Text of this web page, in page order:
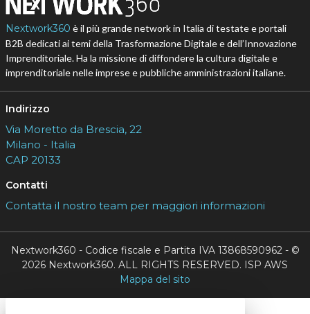
Nextwork360 è il più grande network in Italia di testate e portali
B2B dedicati ai temi della Trasformazione Digitale e dell’Innovazione
Imprenditoriale. Ha la missione di diffondere la cultura digitale e
imprenditoriale nelle imprese e pubbliche amministrazioni italiane.
Indirizzo
Via Moretto da Brescia, 22
Milano - Italia
CAP 20133
Contatti
Contatta il nostro team per maggiori informazioni
Nextwork360 - Codice fiscale e Partita IVA 13868590962 - ©
2026 Nextwork360. ALL RIGHTS RESERVED. ISP AWS
Mappa del sito